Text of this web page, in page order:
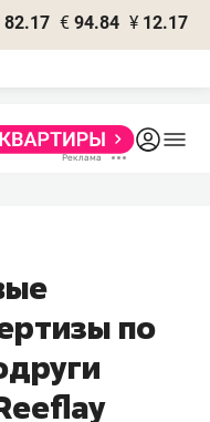
82.17 € 94.84 ¥ 12.17
по